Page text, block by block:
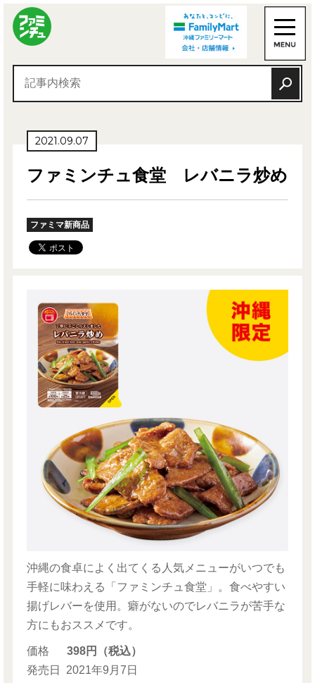
2021.09.07
ファミンチュ食堂 レバニラ炒め
ファミマ新商品
沖縄の食卓によく出てくる人気メニューがいつでも
手軽に味わえる「ファミンチュ食堂」。食べやすい
揚げレバーを使用。癖がないのでレバニラが苦手な
方にもおススメです。
価格
398円（税込）
発売日
2021年9月7日